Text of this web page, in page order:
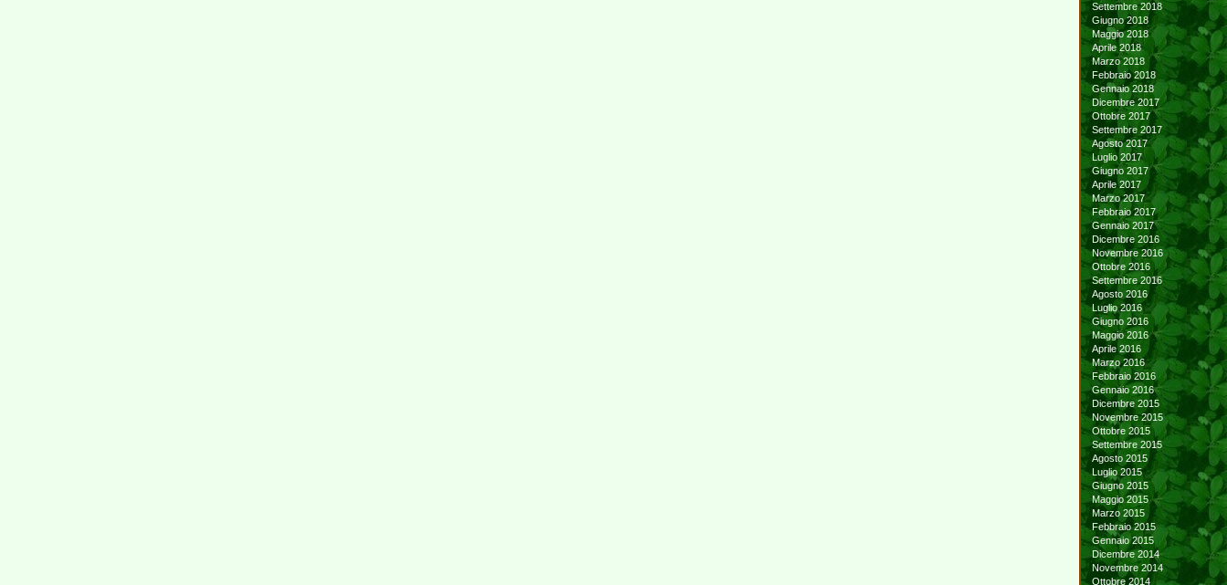
Settembre 2018
Giugno 2018
Maggio 2018
Aprile 2018
Marzo 2018
Febbraio 2018
Gennaio 2018
Dicembre 2017
Ottobre 2017
Settembre 2017
Agosto 2017
Luglio 2017
Giugno 2017
Aprile 2017
Marzo 2017
Febbraio 2017
Gennaio 2017
Dicembre 2016
Novembre 2016
Ottobre 2016
Settembre 2016
Agosto 2016
Luglio 2016
Giugno 2016
Maggio 2016
Aprile 2016
Marzo 2016
Febbraio 2016
Gennaio 2016
Dicembre 2015
Novembre 2015
Ottobre 2015
Settembre 2015
Agosto 2015
Luglio 2015
Giugno 2015
Maggio 2015
Marzo 2015
Febbraio 2015
Gennaio 2015
Dicembre 2014
Novembre 2014
Ottobre 2014